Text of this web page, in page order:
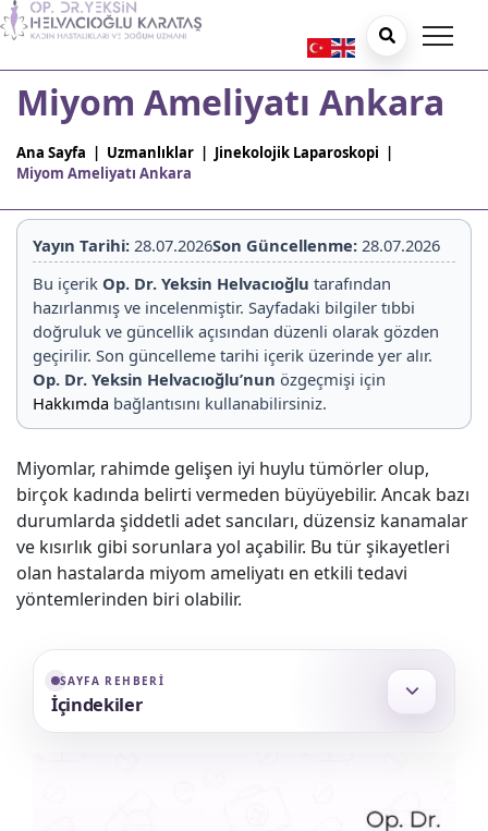
Miyom Ameliyatı Ankara
Ana Sayfa | Uzmanlıklar | Jinekolojik Laparoskopi |
Miyom Ameliyatı Ankara
Yayın Tarihi: 28.07.2026Son Güncellenme: 28.07.2026
Bu içerik Op. Dr. Yeksin Helvacıoğlu tarafından
hazırlanmış ve incelenmiştir. Sayfadaki bilgiler tıbbi
doğruluk ve güncellik açısından düzenli olarak gözden
geçirilir. Son güncelleme tarihi içerik üzerinde yer alır.
Op. Dr. Yeksin Helvacıoğlu’nun özgeçmişi için
Hakkımda bağlantısını kullanabilirsiniz.
Miyomlar, rahimde gelişen iyi huylu tümörler olup,
birçok kadında belirti vermeden büyüyebilir. Ancak bazı
durumlarda şiddetli adet sancıları, düzensiz kanamalar
ve kısırlık gibi sorunlara yol açabilir. Bu tür şikayetleri
olan hastalarda miyom ameliyatı en etkili tedavi
yöntemlerinden biri olabilir.
SAYFA REHBERI
İçindekiler